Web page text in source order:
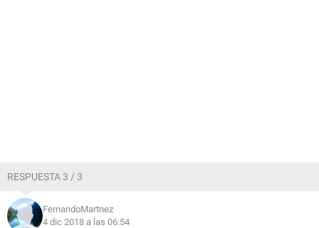
RESPUESTA 3 / 3
FernandoMartnez
4 dic 2018 a las 06:54